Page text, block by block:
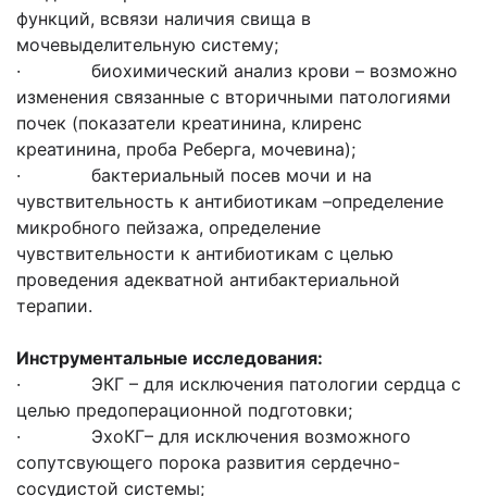
функций, всвязи наличия свища в
мочевыделительную систему;
· биохимический анализ крови – возможно
изменения связанные с вторичными патологиями
почек (показатели креатинина, клиренс
креатинина, проба Реберга, мочевина);
· бактериальный посев мочи и на
чувствительность к антибиотикам –определение
микробного пейзажа, определение
чувствительности к антибиотикам с целью
проведения адекватной антибактериальной
терапии.
Инструментальные исследования:
· ЭКГ – для исключения патологии сердца с
целью предоперационной подготовки;
· ЭхоКГ– для исключения возможного
сопутсвующего порока развития сердечно-
сосудистой системы;